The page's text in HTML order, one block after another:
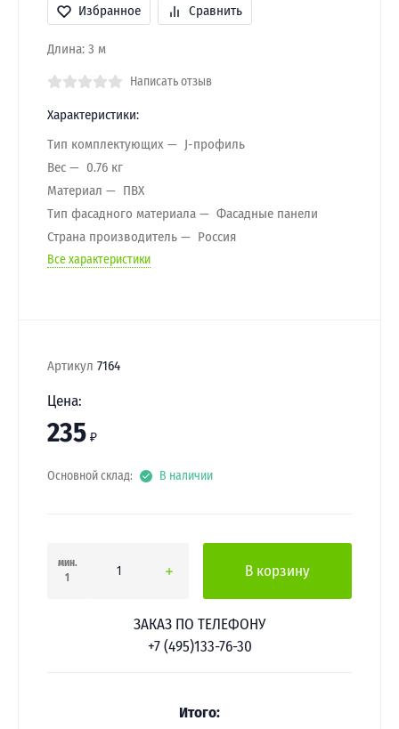
Избранное Сравнить
Длина: 3 м
Написать отзыв
Характеристики:
Тип комплектующих
J-профиль
Вес
0.76 кг
Материал
ПВХ
Тип фасадного материала
Фасадные панели
Страна производитель
Россия
Все характеристики
Артикул 7164
Цена:
235 ₽
Основной склад: В наличии
мин.
1
В корзину
ЗАКАЗ ПО ТЕЛЕФОНУ
+7 (495)133-76-30
Итого: